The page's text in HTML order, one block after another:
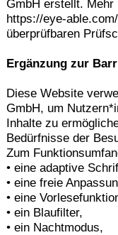
GmbH erstellt.
https://eye-
überprüfbaren
Ergänzung zur
Diese Website
GmbH, um
Inhalte zu
Bedürfnisse der
Zum
• eine adaptive
• eine freie
• eine
• ein Blaufilter,
• ein Nachtmodus,